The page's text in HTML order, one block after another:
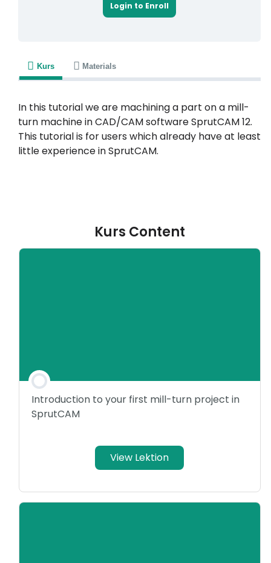
Login to Enroll
Kurs Materials
In this tutorial we are machining a part on a mill-
turn machine in CAD/CAM software SprutCAM 12.
This tutorial is for users which already have at least
little experience in SprutCAM.
Kurs Content
Introduction to your first mill-turn project in
SprutCAM
View Lektion